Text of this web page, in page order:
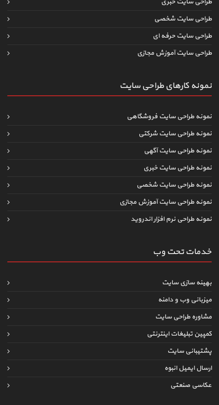
طراحی سایت شخصی
طراحی سایت حرفه ای
طراحی سایت آموزش مجازی
نمونه کارهای طراحی سایت
نمونه طراحی سایت فروشگاهی
نمونه طراحی سایت شرکتی
نمونه طراحی سایت آگهی
نمونه طراحی سایت خبری
نمونه طراحی سایت شخصی
نمونه طراحی سایت آموزش مجازی
نمونه طراحی نرم افزار اندروید
خدمات تحت وب
بهینه سازی سایت
میزبانی وب و دامنه
مشاوره طراحی سایت
کمپین تبلیغات اینترنتی
پشتیبانی سایت
ارسال ایمیل انبوه
عکاسی صنعتی